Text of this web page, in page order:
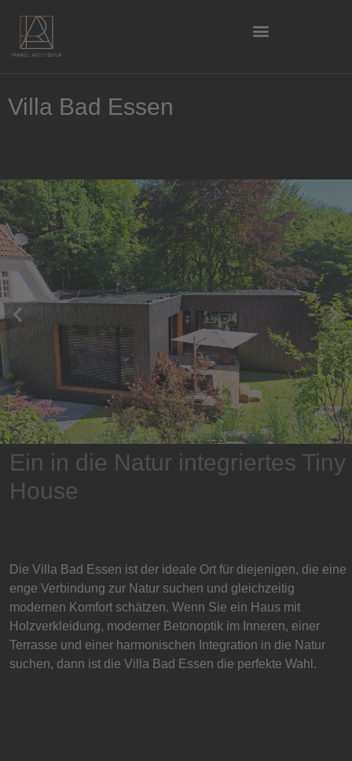
Villa Bad Essen
Ein in die Natur integriertes Tiny
House
Die Villa Bad Essen ist der ideale Ort für diejenigen, die eine
enge Verbindung zur Natur suchen und gleichzeitig
modernen Komfort schätzen. Wenn Sie ein Haus mit
Holzverkleidung, moderner Betonoptik im Inneren, einer
Terrasse und einer harmonischen Integration in die Natur
suchen, dann ist die Villa Bad Essen die perfekte Wahl.